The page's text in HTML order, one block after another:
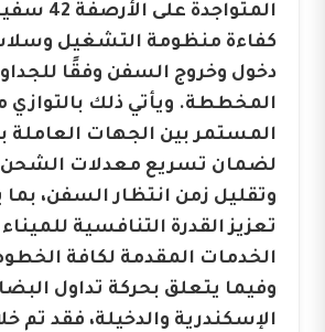
كفاءة منظومة التشغيل
دخول وخروج السفن وفقًا
المخططة. ويأتي ذلك بالتوازي
المستمر بين الجهات العاملة
لضمان تسريع معدلات الشحن
وتقليل زمن انتظار السفن،
تعزيز القدرة التنافسية
الخدمات المقدمة لكافة
وفيما يتعلق بحركة تداول